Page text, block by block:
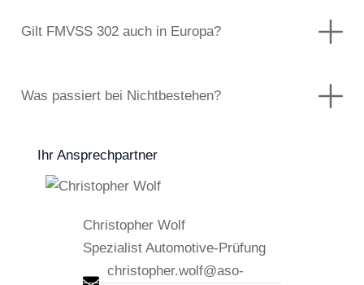
Gilt FMVSS 302 auch in Europa?
Was passiert bei Nichtbestehen?
Ihr Ansprechpartner
Christopher Wolf
Spezialist Automotive-Prüfung
christopher.wolf@aso-